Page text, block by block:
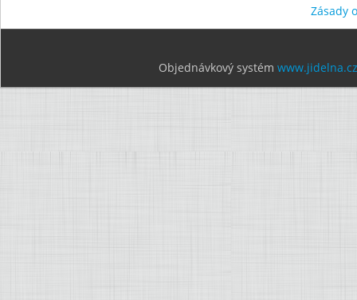
Zásady
Objednávkový systém www.jidelna.cz